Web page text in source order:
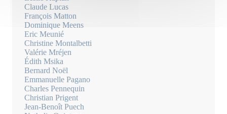
Claude Lucas
François Matton
Dominique Meens
Eric Meunié
Christine Montalbetti
Valérie Mréjen
Édith Msika
Bernard Noël
Emmanuelle Pagano
Charles Pennequin
Christian Prigent
Jean-Benoît Puech